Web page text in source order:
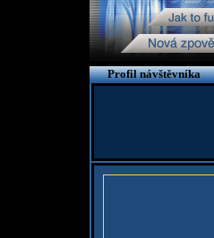
Profil návštěvníka